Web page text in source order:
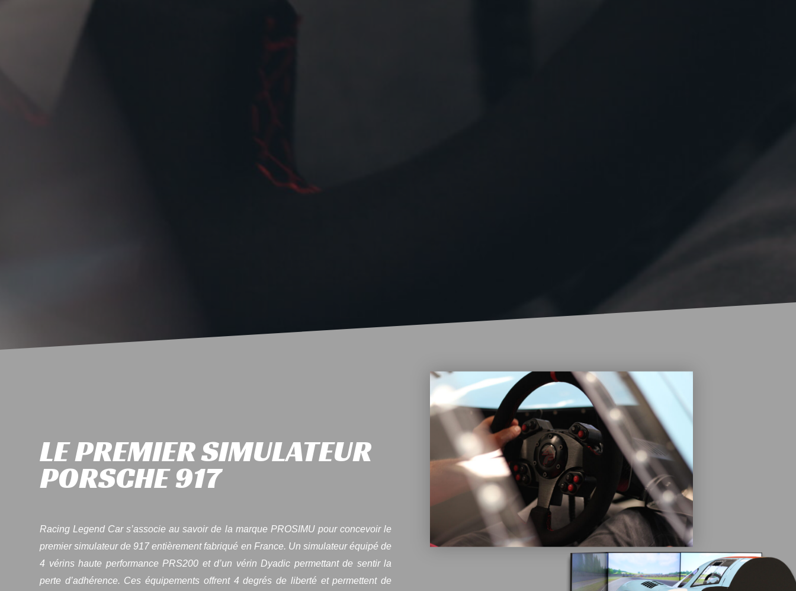
LE PREMIER SIMULATEUR
PORSCHE 917
Racing Legend Car s’associe au savoir de la marque PROSIMU pour concevoir le
premier simulateur de 917 entièrement fabriqué en France. Un simulateur équipé de
4 vérins haute performance PRS200 et d’un vérin Dyadic permettant de sentir la
perte d’adhérence. Ces équipements offrent 4 degrés de liberté et permettent de